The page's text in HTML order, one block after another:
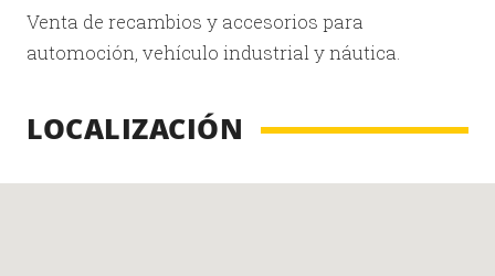
Venta de recambios y accesorios para
automoción, vehículo industrial y náutica.
LOCALIZACIÓN